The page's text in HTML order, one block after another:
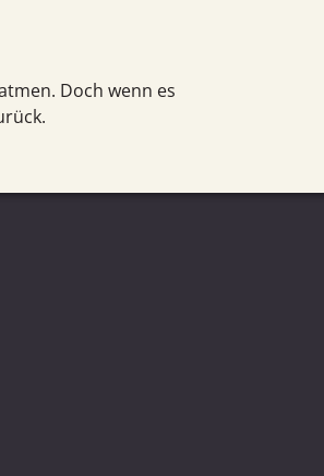
Doch wenn es